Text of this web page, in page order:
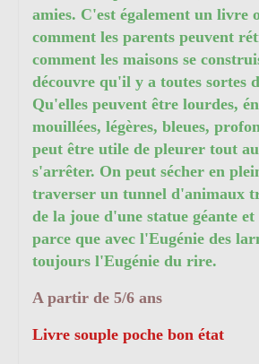
amies. C'est également un livre
comment les parents peuvent
comment les maisons se
découvre qu'il y a toutes sortes
Qu'elles peuvent être lourdes,
mouillées, légères, bleues,
peut être utile de pleurer tout
s'arrêter. On peut sécher en
traverser un tunnel d'animaux
de la joue d'une statue géante
parce que avec l'Eugénie des
toujours l'Eugénie du rire.
A partir de 5/6 ans
Livre souple poche bon état